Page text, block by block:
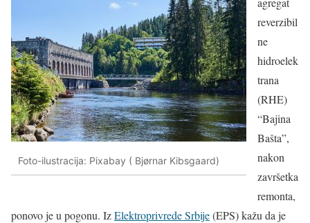
Foto-ilustracija: Pixabay ( Bjørnar Kibsgaard)
reverzibil
ne
hidroelek
trana
(RHE)
“Bajina
Bašta”,
nakon
završetka
remonta,
ponovo je u pogonu. IzElektroprivrede Srbije(EPS) kažu da je